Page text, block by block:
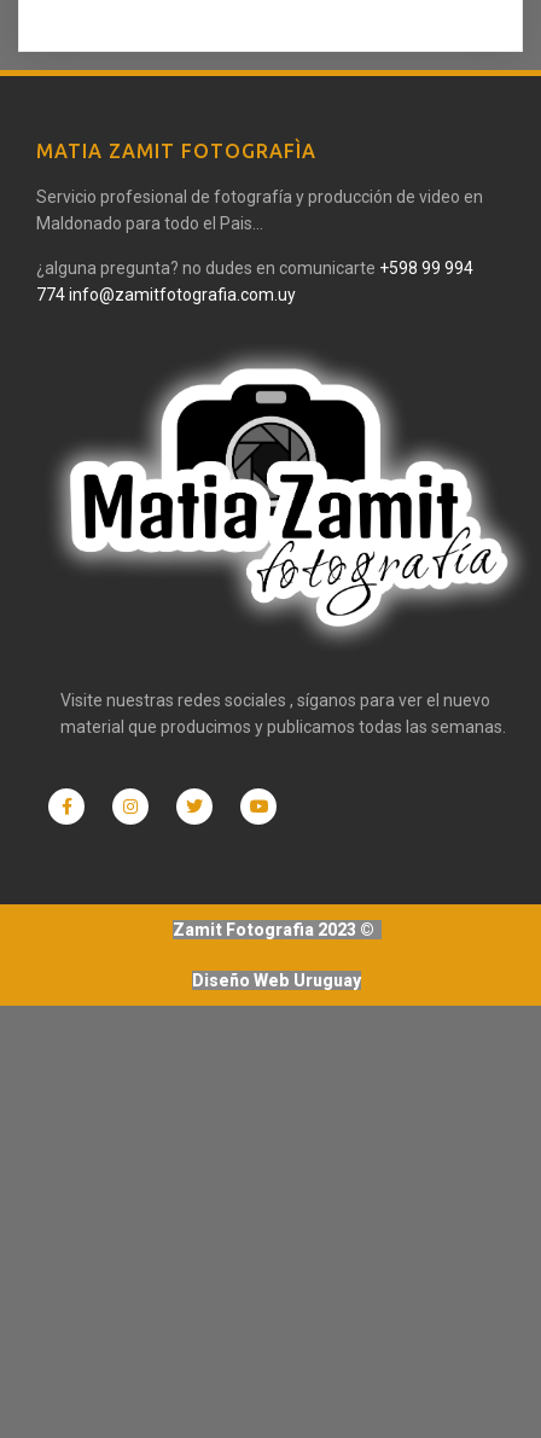
MATIA ZAMIT FOTOGRAFÌA
Servicio profesional de fotografía y producción de video en
Maldonado para todo el Pais...
¿alguna pregunta? no dudes en comunicarte +598 99 994
774info@zamitfotografia.com.uy
Visite nuestras redes sociales , síganos para ver el nuevo
material que producimos y publicamos todas las semanas.
Zamit Fotografia 2023 ©
Diseño Web Uruguay